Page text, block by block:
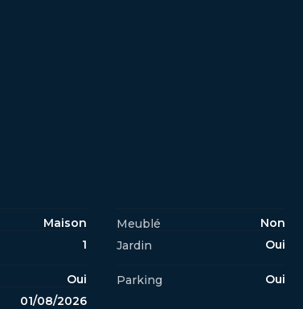
Maison Meublé
Non
1 Jardin Oui
Oui Parking
Oui
01/08/2026